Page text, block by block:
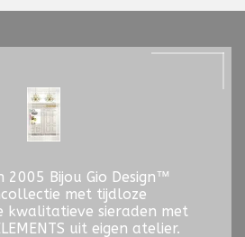
2005 Bijou Gio Design™
met tijdloze
kwalitatieve sieraden met
uit eigen atelier.